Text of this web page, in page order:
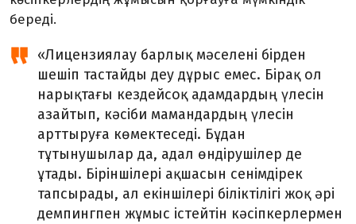
береді.
«Лицензиялау барлық мәселені бірден
шешіп тастайды деу дұрыс емес. Бірақ ол
нарықтағы кездейсоқ адамдардың үлесін
азайтып, кәсіби мамандардың үлесін
арттыруға көмектеседі. Бұдан
тұтынушылар да, адал өндірушілер де
ұтады. Біріншілері ақшасын сенімдірек
тапсырады, ал екіншілері біліктілігі жоқ әрі
демпингпен жұмыс істейтін кәсіпкерлермен